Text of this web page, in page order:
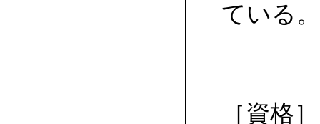
ている。
［資格